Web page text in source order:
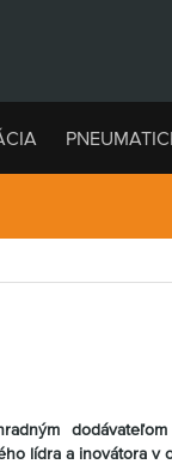
lídra a inovátora v